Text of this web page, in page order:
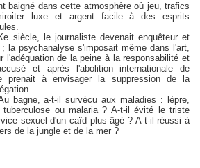
baigné dans cette atmosphère où jeu, trafics
luxe et argent facile à des esprits
siècle, le journaliste devenait enquêteur et
la psychanalyse s'imposait même dans l'art,
l'adéquation de la peine à la responsabilité et
et après l'abolition internationale de
prenait à envisager la suppression de la
bagne, a-t-il survécu aux maladies : lèpre,
tuberculose ou malaria ? A-t-il évité le triste
sexuel d'un caïd plus âgé ? A-t-il réussi à
de la jungle et de la mer ?